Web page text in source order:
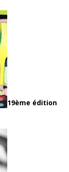
19ème édition